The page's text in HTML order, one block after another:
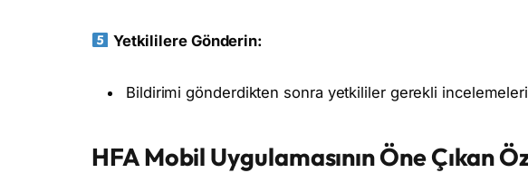
Yetkililere Gönderin:
Bildirimi gönderdikten sonra yetkililer gerekli incelemeleri
HFA Mobil Uygulamasının Öne Çıkan